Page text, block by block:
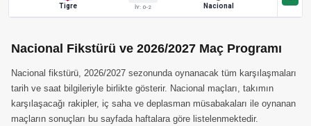
Tigre İY: 0-2 Nacional
Nacional Fikstürü ve 2026/2027 Maç Programı
Nacional fikstürü, 2026/2027 sezonunda oynanacak tüm karşılaşmaları
tarih ve saat bilgileriyle birlikte gösterir. Nacional maçları, takımın
karşılaşacağı rakipler, iç saha ve deplasman müsabakaları ile oynanan
maçların sonuçları bu sayfada haftalara göre listelenmektedir.